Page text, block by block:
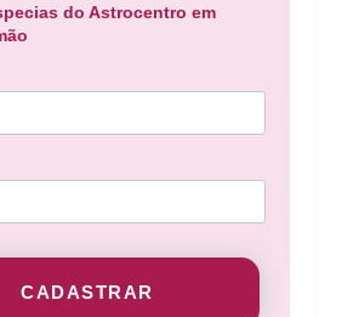
do Astrocentro em
CADASTRAR